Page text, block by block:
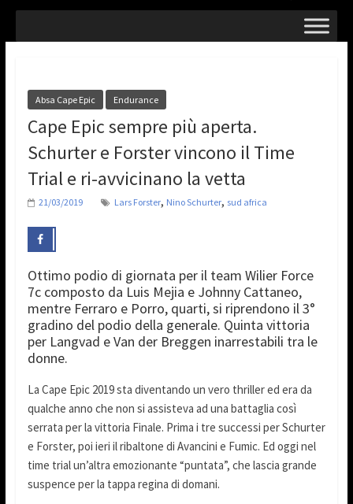
Absa Cape Epic Endurance
Cape Epic sempre più aperta.
Schurter e Forster vincono il Time
Trial e ri-avvicinano la vetta
21/03/2019 Lars Forster, Nino Schurter, sud africa
Ottimo podio di giornata per il team Wilier Force
7c composto da Luis Mejia e Johnny Cattaneo,
mentre Ferraro e Porro, quarti, si riprendono il 3°
gradino del podio della generale. Quinta vittoria
per Langvad e Van der Breggen inarrestabili tra le
donne.
La Cape Epic 2019 sta diventando un vero thriller ed era da
qualche anno che non si assisteva ad una battaglia così
serrata per la vittoria Finale. Prima i tre successi per Schurter
e Forster, poi ieri il ribaltone di Avancini e Fumic. Ed oggi nel
time trial un’altra emozionante “puntata”, che lascia grande
suspence per la tappa regina di domani.